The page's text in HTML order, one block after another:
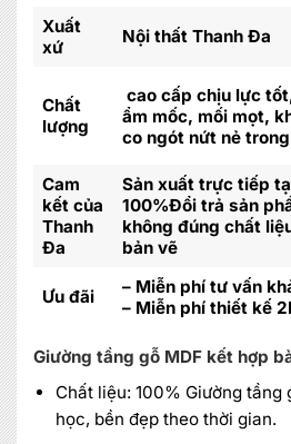
Xuất
xứ
Nội thất Thanh Đa
Chất
lượng
cao cấp chịu lực
ẩm mốc, mối mọt,
co ngót nứt nẻ
Cam
kết của
Thanh
Đa
Sản xuất trực tiếp
100%Đổi trả sản
không đúng chất
bản vẽ
Ưu đãi
– Miễn phí tư vấn
– Miễn phí thiết kế
Giường tầng gỗ MDF kết hợp
Chất liệu: 100% Giường tầng
học, bền đẹp theo thời gian.